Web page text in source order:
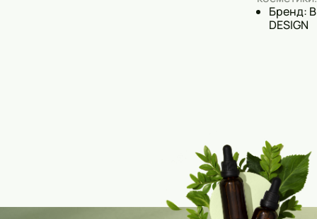
Бренд:
DESIGN